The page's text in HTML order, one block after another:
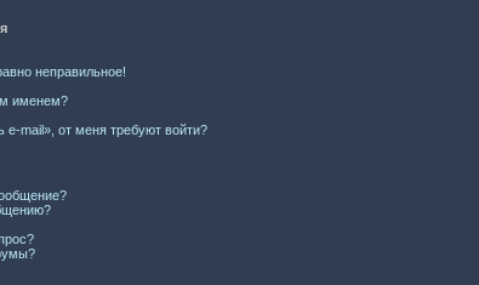
неправильное!
именем?
mail», от меня требуют войти?